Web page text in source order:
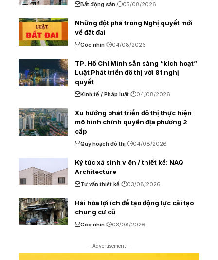
Bất động sản 05/08/2026
Những đột phá trong Nghị quyết mới
về đất đai
Góc nhìn 04/08/2026
TP. Hồ Chí Minh sẵn sàng “kích hoạt”
Luật Phát triển đô thị với 81 nghị
quyết
Kinh tế / Pháp luật 04/08/2026
Xu hướng phát triển đô thị thực hiện
mô hình chính quyền địa phương 2
cấp
Quy hoạch đô thị 04/08/2026
Ký túc xá sinh viên / thiết kế: NAQ
Architecture
Tư vấn thiết kế 03/08/2026
Hài hòa lợi ích để tạo động lực cải tạo
chung cư cũ
Góc nhìn 03/08/2026
- Advertisement -